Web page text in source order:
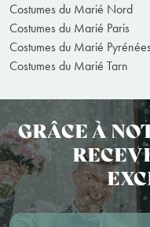
Costumes du Marié Nord
Costumes du Marié Paris
Costumes du Marié
Costumes du Marié Tarn
GRÂCE À